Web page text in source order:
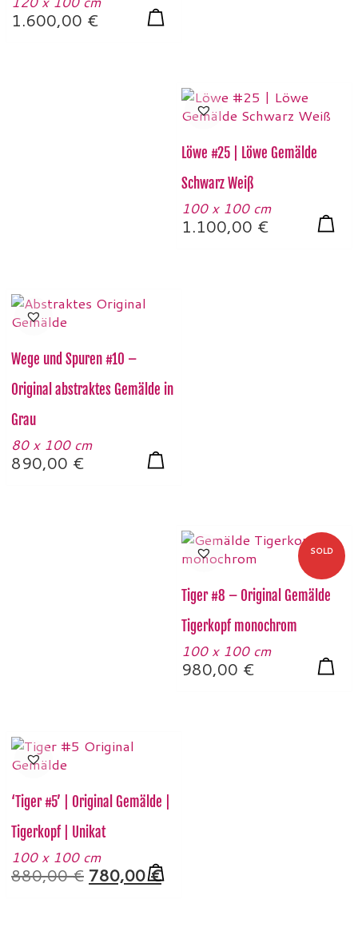
1.600,00 €
Löwe #25 | Löwe Gemälde
Schwarz Weiß
100 x 100 cm
1.100,00 €
Wege und Spuren #10 –
Original abstraktes Gemälde in
Grau
80 x 100 cm
890,00 €
SOLD
Tiger #8 – Original Gemälde
Tigerkopf monochrom
100 x 100 cm
980,00 €
‘Tiger #5’ | Original Gemälde |
Tigerkopf | Unikat
100 x 100 cm
880,00€ Ursprünglicher
Preis
780,00€Aktueller
Preis